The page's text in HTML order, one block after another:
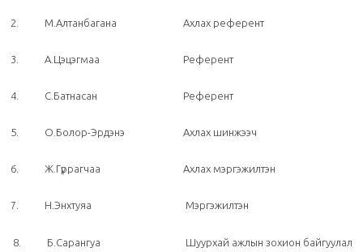
2. М.Алтанбагана Ахлах референт
3. А.Цэцэгмаа Референт
4. С.Батнасан Референт
5. О.Болор-Эрдэнэ Ахлах шинжээч
6. Ж.Гүррагчаа Ахлах мэргэжилтэн
7. Н.Энхтуяа Мэргэжилтэн
8. Б.Сарангуа
Шуурхай ажлын зохион байгуулалт